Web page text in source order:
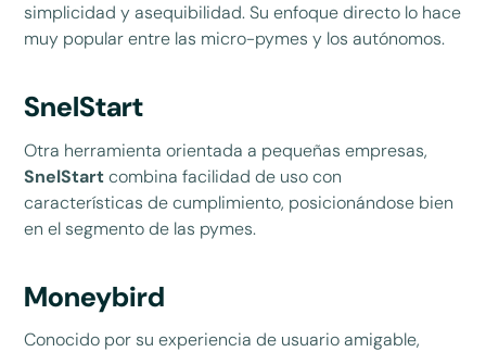
simplicidad y asequibilidad. Su enfoque directo lo hace
muy popular entre las micro-pymes y los autónomos.
SnelStart
Otra herramienta orientada a pequeñas empresas,
SnelStartcombina facilidad de uso con
características de cumplimiento, posicionándose bien
en el segmento de las pymes.
Moneybird
Conocido por su experiencia de usuario amigable,